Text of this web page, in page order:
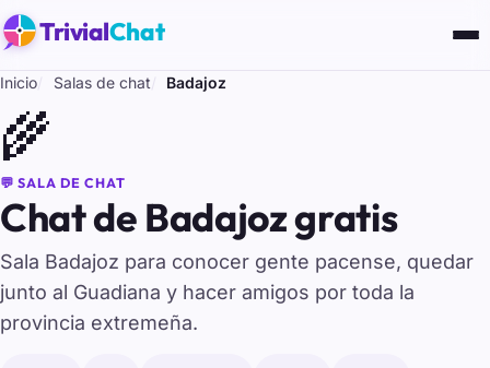
TrivialChat
Inicio Salas de chat Badajoz
🌾
💬 SALA DE CHAT
Chat de Badajoz gratis
Sala Badajoz para conocer gente pacense, quedar
junto al Guadiana y hacer amigos por toda la
provincia extremeña.